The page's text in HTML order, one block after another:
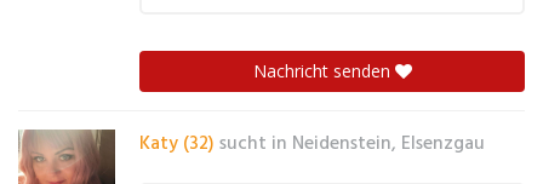
Nachricht senden
Katy (32) sucht in Neidenstein, Elsenzgau